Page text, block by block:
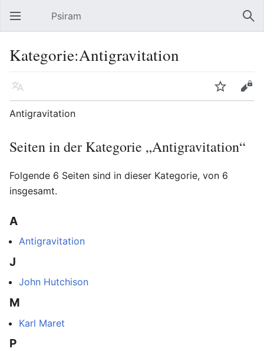
Hauptmenü öffnen Psiram
Kategorie:Antigravitation
Sprache Beobachten
Bearbeiten
Antigravitation
Seiten in der Kategorie „Antigravitation“
Folgende 6 Seiten sind in dieser Kategorie, von 6
insgesamt.
A
Antigravitation
J
John Hutchison
M
Karl Maret
P